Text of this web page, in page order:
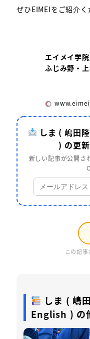
ぜひEIMEIをご紹介く
エイメイ学
ふじみ野・
しま ( 嶋田
) の更
新しい記事が公開さ
この記
しま ( 嶋
English ) の